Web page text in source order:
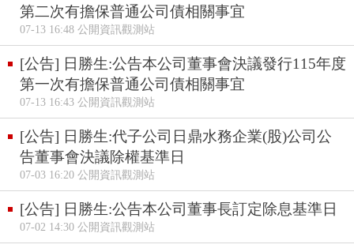
第二次有擔保普通公司債相關事宜
07-13 16:48 公開資訊觀測站
[公告] 日勝生:公告本公司董事會決議發行115年度
第一次有擔保普通公司債相關事宜
07-13 16:43 公開資訊觀測站
[公告] 日勝生:代子公司日鼎水務企業(股)公司公
告董事會決議除權基準日
07-03 16:20 公開資訊觀測站
[公告] 日勝生:公告本公司董事長訂定除息基準日
07-02 14:30 公開資訊觀測站